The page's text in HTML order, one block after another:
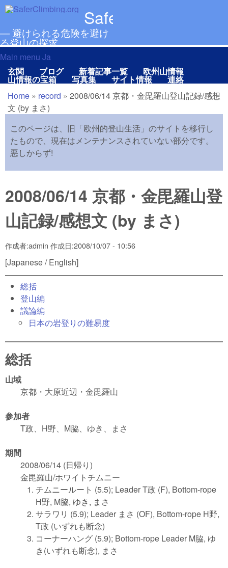
メインコンテンツに移動
SaferClimbing.org
— 避けられる危険を避け
る登山の探求
Main menu Ja
Main menu Ja
玄関
ブログ 新着記事一覧 欧州山情報
山情報の宝箱 写真集 サイト情報 連絡
現在地
Home » record » 2008/06/14 京都・金毘羅山登山記録/感想
文 (by まさ)
このページは、旧「欧州的登山生活」のサイトを移行し
たもので、現在はメンテナンスされていない部分です。
悪しからず!
2008/06/14 京都・金毘羅山登
山記録/感想文 (by まさ)
作成者:admin 作成日:2008/10/07 - 10:56
[Japanese / English]
総括
登山編
議論編
日本の岩登りの難易度
総括
山域
京都・大原近辺・金毘羅山
参加者
T政、H野、M脇、ゆき、まさ
期間
2008/06/14 (日帰り)
金毘羅山/ホワイトチムニー
チムニールート (5.5); Leader T政 (F), Bottom-rope
H野, M脇, ゆき, まさ
サラワリ (5.9); Leader まさ (OF), Bottom-rope H野,
T政 (いずれも断念)
コーナーハング (5.9); Bottom-rope Leader M脇, ゆ
き(いずれも断念), まさ